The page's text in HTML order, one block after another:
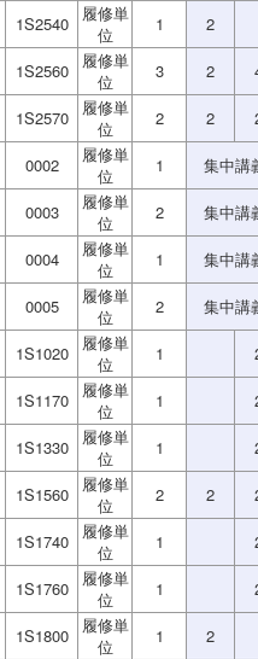
1S2540
履修単
位
1
2
1S2560
履修単
位
3 2
1S2570
履修単
位
2 2
0002
履修単
位
1
集中講
0003
履修単
位
2
集中講
0004
履修単
位
1
集中講
0005
履修単
位
2
集中講
1S1020
履修単
位
1
1S1170
履修単
位
1
1S1330
履修単
位
1
1S1560
履修単
位
2 2
1S1740
履修単
位
1
1S1760
履修単
位
1
1S1800
履修単
位
1
2